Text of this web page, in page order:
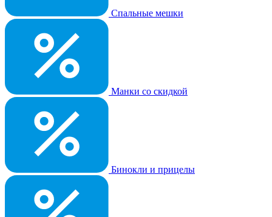
Спальные мешки
Манки со скидкой
Бинокли и прицелы